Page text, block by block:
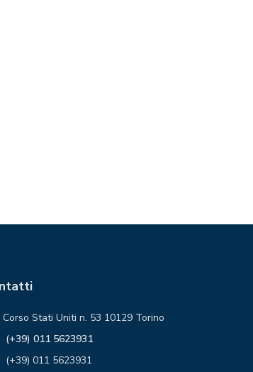
Corso Stati Uniti n. 53 10129 Torino
(+39) 011 5623931
(+39) 011 5623931